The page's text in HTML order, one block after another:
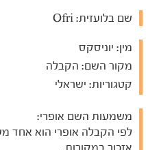
שם בלועזית:
מין: יוניסקס
מקור השם: הקבלה
קטגוריות: ישראלי
משמעות השם אופרי:
לפי הקבלה אופרי הוא אחד